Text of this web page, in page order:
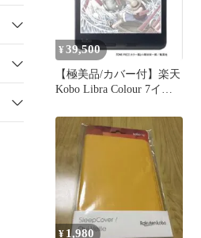
¥ 39,500
【極美品/カバー付】楽天
Kobo Libra Colour 7イン
¥ 1,980